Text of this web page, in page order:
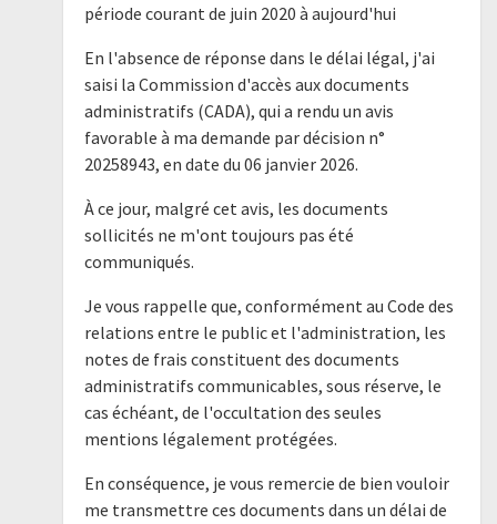
période courant de juin 2020 à aujourd'hui
En l'absence de réponse dans le délai légal, j'ai
saisi la Commission d'accès aux documents
administratifs (CADA), qui a rendu un avis
favorable à ma demande par décision n°
20258943, en date du 06 janvier 2026.
À ce jour, malgré cet avis, les documents
sollicités ne m'ont toujours pas été
communiqués.
Je vous rappelle que, conformément au Code des
relations entre le public et l'administration, les
notes de frais constituent des documents
administratifs communicables, sous réserve, le
cas échéant, de l'occultation des seules
mentions légalement protégées.
En conséquence, je vous remercie de bien vouloir
me transmettre ces documents dans un délai de